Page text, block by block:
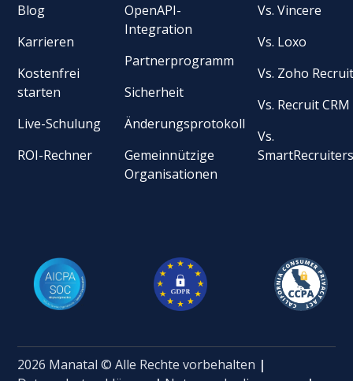
Blog
Karrieren
Kostenfrei
starten
Live-Schulung
ROI-Rechner
OpenAPI-
Integration
Partnerprogramm
Sicherheit
Änderungsprotokoll
Gemeinnützige
Organisationen
Vs. Vincere
Vs. Loxo
Vs. Zoho
Vs. Recruit CRM
Vs.
2026 Manatal © Alle Rechte vorbehalten |